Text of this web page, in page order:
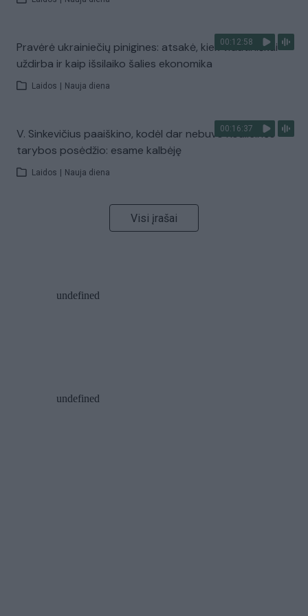
00:12:58
Pravėrė ukrainiečių pinigines: atsakė, kiek vidutiniškai
uždirba ir kaip išsilaiko šalies ekonomika
Laidos Nauja diena
00:16:37
V. Sinkevičius paaiškino, kodėl dar nebuvo Koalicinės
tarybos posėdžio: esame kalbėję
Laidos Nauja diena
Visi įrašai